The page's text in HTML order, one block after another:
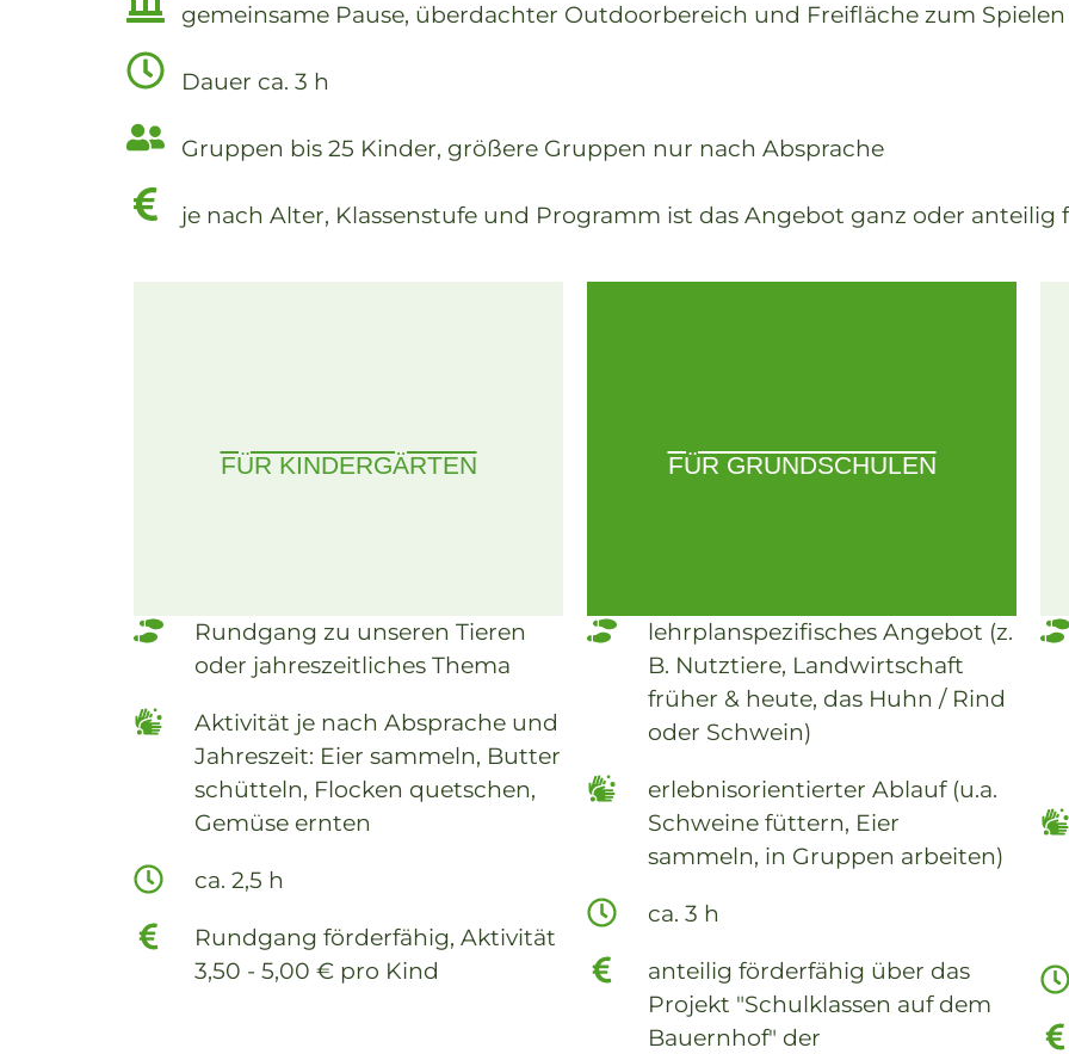
gemeinsame Pause, überdachter Outdoorbereich und Freifläche zum Spielen
Dauer ca. 3 h
Gruppen bis 25 Kinder, größere Gruppen nur nach Absprache
je nach Alter, Klassenstufe und Programm ist das Angebot ganz oder anteilig
FÜR KINDERGÄRTEN
Rundgang zu unseren Tieren
oder jahreszeitliches Thema
Aktivität je nach Absprache und
Jahreszeit: Eier sammeln, Butter
schütteln, Flocken quetschen,
Gemüse ernten
ca. 2,5 h
Rundgang förderfähig, Aktivität
3,50 - 5,00 € pro Kind
FÜR GRUNDSCHULEN
lehrplanspezifisches Angebot (z.
B. Nutztiere, Landwirtschaft
früher & heute, das Huhn / Rind
oder Schwein)
erlebnisorientierter Ablauf (u.a.
Schweine füttern, Eier
sammeln, in Gruppen arbeiten)
ca. 3 h
anteilig förderfähig über das
Projekt "Schulklassen auf dem
Bauernhof" der